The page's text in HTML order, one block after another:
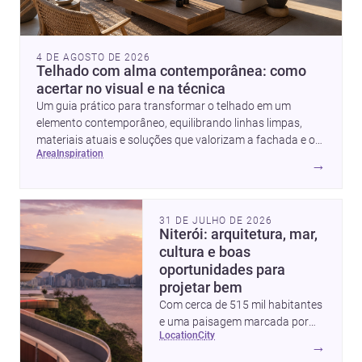
4 DE AGOSTO DE 2026
Telhado com alma contemporânea: como
acertar no visual e na técnica
Um guia prático para transformar o telhado em um
elemento contemporâneo, equilibrando linhas limpas,
materiais atuais e soluções que valorizam a fachada e o
conforto da casa.
area inspiration
→
31 DE JULHO DE 2026
Niterói: arquitetura, mar,
cultura e boas
oportunidades para
projetar bem
Com cerca de 515 mil habitantes
e uma paisagem marcada por
ícones como o Museu de Arte
location city
→